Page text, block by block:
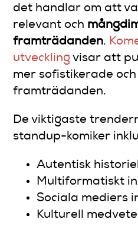
det handlar om att
relevant och
framträdanden.
utveckling visar att
mer sofistikerade
framträdanden.
De viktigaste
standup-komiker
Autentisk
Multiformatiskt
Sociala mediers
Kulturell